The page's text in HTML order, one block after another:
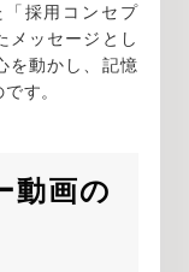
採用コンセプ
メッセージとし
を動かし、記憶
す。
動画の